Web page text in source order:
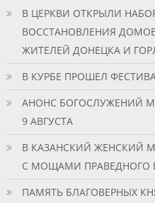
В ЦЕРКВИ ОТКРЫЛИ
ВОССТАНОВЛЕНИЯ
ЖИТЕЛЕЙ ДОНЕЦКА И
В КУРБЕ ПРОШЕЛ
АНОНС БОГОСЛУЖЕНИЙ
9 АВГУСТА
В КАЗАНСКИЙ ЖЕНСКИЙ
С МОЩАМИ ПРАВЕДНОГО
ПАМЯТЬ БЛАГОВЕРНЫХ